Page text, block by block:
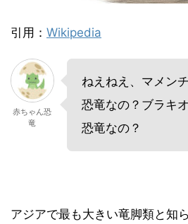
引用： Wikipedia
赤ちゃん恐
竜
ねえねえ、マメン
恐竜なの？ブラキ
恐竜なの？
アジアで最も大きい竜脚類と知